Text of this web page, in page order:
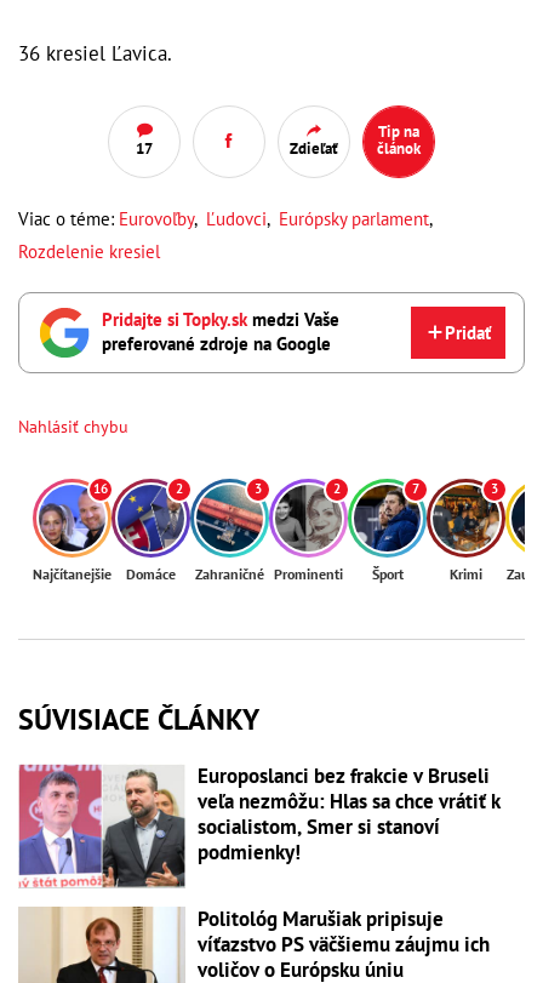
36 kresiel Ľavica.
17 Zdieľať
Tip na
článok
Viac o téme: Eurovoľby, Ľudovci, Európsky parlament,
Rozdelenie kresiel
Pridajte si Topky.skmedzi Vaše
preferované zdroje na Google
Pridať
Nahlásiť chybu
16
Najčítanejšie
2
Domáce
3
Zahraničné
2
Prominenti
7
Šport
3
Krimi
SÚVISIACE ČLÁNKY
Europoslanci bez frakcie v Bruseli
veľa nezmôžu: Hlas sa chce vrátiť k
socialistom, Smer si stanoví
podmienky!
Politológ Marušiak pripisuje
víťazstvo PS väčšiemu záujmu ich
voličov o Európsku úniu